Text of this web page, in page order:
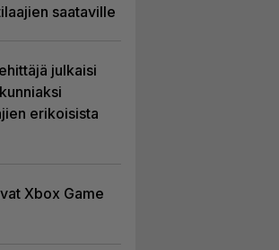
saataville
julkaisi
erikoisista
Xbox Game